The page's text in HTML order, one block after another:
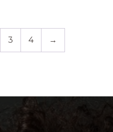
3 4 →